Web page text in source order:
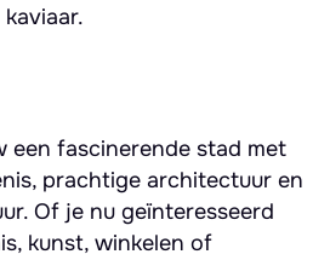
een fascinerende stad met
prachtige architectuur en
Of je nu geïnteresseerd
kunst, winkelen of